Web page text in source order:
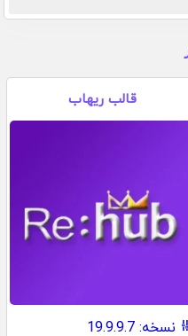
قالب ریهاب
نسخه: 19.9.9.7